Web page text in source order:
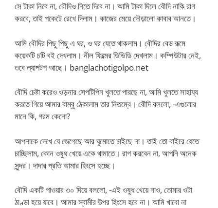
সে টাকা নিবে না, বৌদিও নিতে দিবে না। আমি টাকা দিলে বৌদি নাকি রাগ
করবে, তাই পকেটে রেখে দিলাম। কাজের মেয়ে দৌড়ালো কাবাব আনতে।
আমি বৌদির পিছু পিছু এ ঘর, ও ঘর যেতে থাকলাম। বৌদির বেড রূমে
কয়েকটি চটি বই দেখলাম। নীল ফিল্মের ডিভিডি দেখলাম। কম্পিউটার নেই,
তবে ল্যাপটপ আছে। banglachotigolpo.net
বৌদি চেষ্টা করেও ওড়নার সেপটিপিন খুলতে পারছে না, আমি খুলতে সাহায্য
করতে গিয়ে আমার বাম্বু ঠেকালাম তার নিতম্বে। বৌদি বললো, -এগুলোর
মানে কি, গরম কেনো?
আপনাকে দেখে যে জেগেছে আর ঘুমোতে চাইছে না। তাই তো বাইরে যেতে
চাচ্ছিলাম, কোন ওষুধ খেয়ে একে থামাতে। রাগ করবেন না, আপনি অনেক
সুন্দর। দাদার প্রতি আমার হিংসে হচ্ছে।
বৌদি একটি পাওয়ার ৩০ দিয়ে বললো, -এই ওষুধ খেয়ে নাও, তোমার ওটা
ঠাণ্ডা হয়ে যাবে। আমার স্বামীর উপর হিংসে হবে না। আমি খাবো না